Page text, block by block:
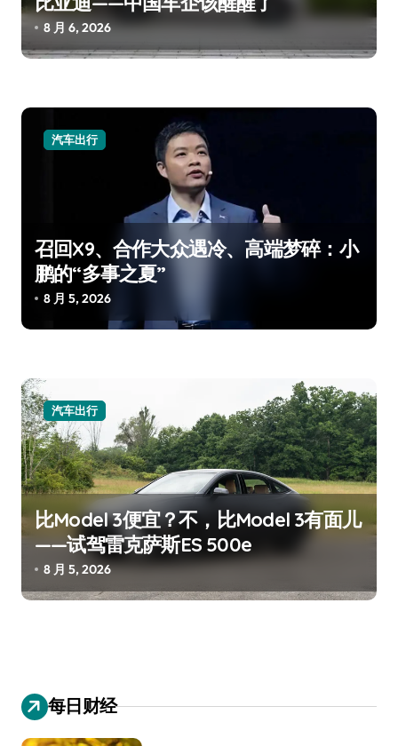
8 月 6, 2026
汽车出行
召回X9、合作大众遇冷、高端梦碎：小
鹏的“多事之夏”
8 月 5, 2026
汽车出行
比Model 3便宜？不，比Model 3有面儿
——试驾雷克萨斯ES 500e
8 月 5, 2026
每日财经